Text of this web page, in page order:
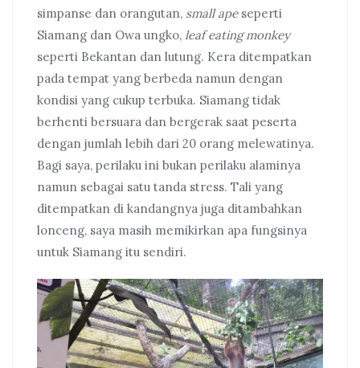
simpanse dan orangutan, small ape seperti
Siamang dan Owa ungko, leaf eating monkey
seperti Bekantan dan lutung. Kera ditempatkan
pada tempat yang berbeda namun dengan
kondisi yang cukup terbuka. Siamang tidak
berhenti bersuara dan bergerak saat peserta
dengan jumlah lebih dari 20 orang melewatinya.
Bagi saya, perilaku ini bukan perilaku alaminya
namun sebagai satu tanda stress. Tali yang
ditempatkan di kandangnya juga ditambahkan
lonceng, saya masih memikirkan apa fungsinya
untuk Siamang itu sendiri.